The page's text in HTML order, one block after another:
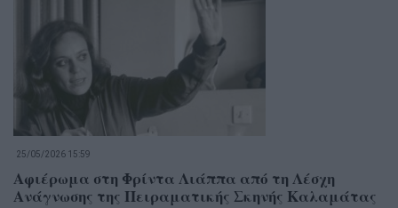
25/05/2026 15:59
Αφιέρωμα στη Φρίντα Λιάππα από τη Λέσχη
Ανάγνωσης της Πειραματικής Σκηνής Καλαμάτας